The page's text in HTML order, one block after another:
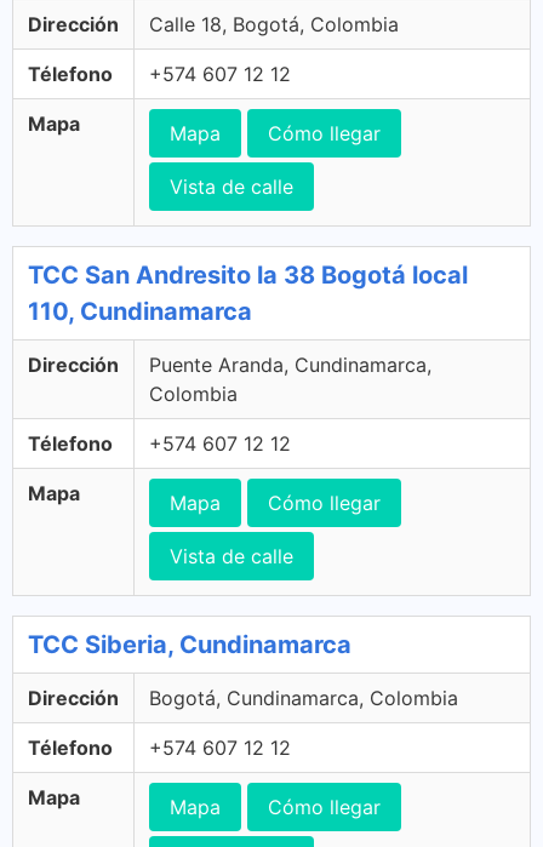
Dirección Calle 18, Bogotá, Colombia
Télefono +574 607 12 12
Mapa Mapa Cómo llegar
Vista de calle
TCC San Andresito la 38 Bogotá local
110, Cundinamarca
Dirección
Puente Aranda, Cundinamarca,
Colombia
Télefono +574 607 12 12
Mapa Mapa Cómo llegar
Vista de calle
TCC Siberia, Cundinamarca
Dirección Bogotá, Cundinamarca, Colombia
Télefono +574 607 12 12
Mapa Mapa Cómo llegar